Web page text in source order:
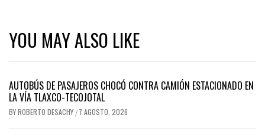
YOU MAY ALSO LIKE
AUTOBÚS DE PASAJEROS CHOCÓ CONTRA CAMIÓN ESTACIONADO EN
LA VÍA TLAXCO-TECOJOTAL
BYROBERTO DESACHY / 7 AGOSTO, 2026